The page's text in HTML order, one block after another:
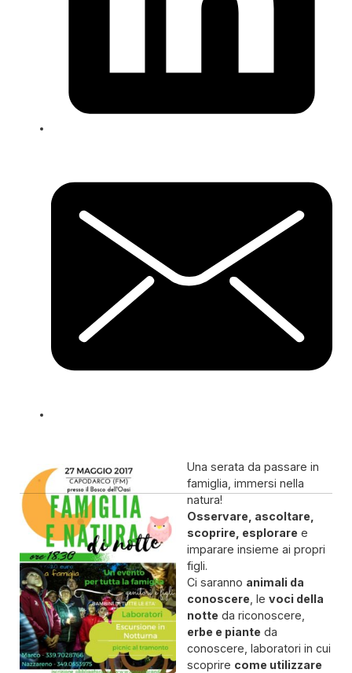
Una serata da passare in
famiglia, immersi nella
natura!
Osservare, ascoltare,
scoprire, esplorare e
imparare insieme ai propri
figli.
Ci saranno animali da
conoscere , levoci della
notte da riconoscere,
erbe e piante da
conoscere, laboratori in cui
scoprire come utilizzare